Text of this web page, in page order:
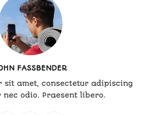
FASSBENDER
sit amet, consectetur adipiscing
nec odio. Praesent libero.